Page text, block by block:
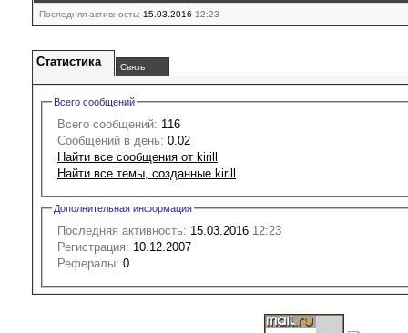
Последняя активность: 15.03.2016 12:23
Статистика Связь
Всего сообщений
Всего сообщений: 116
Сообщений в день: 0.02
Найти все сообщения от kirill
Найти все темы, созданные kirill
Дополнительная информация
Последняя активность: 15.03.2016 12:23
Регистрация: 10.12.2007
Рефералы: 0